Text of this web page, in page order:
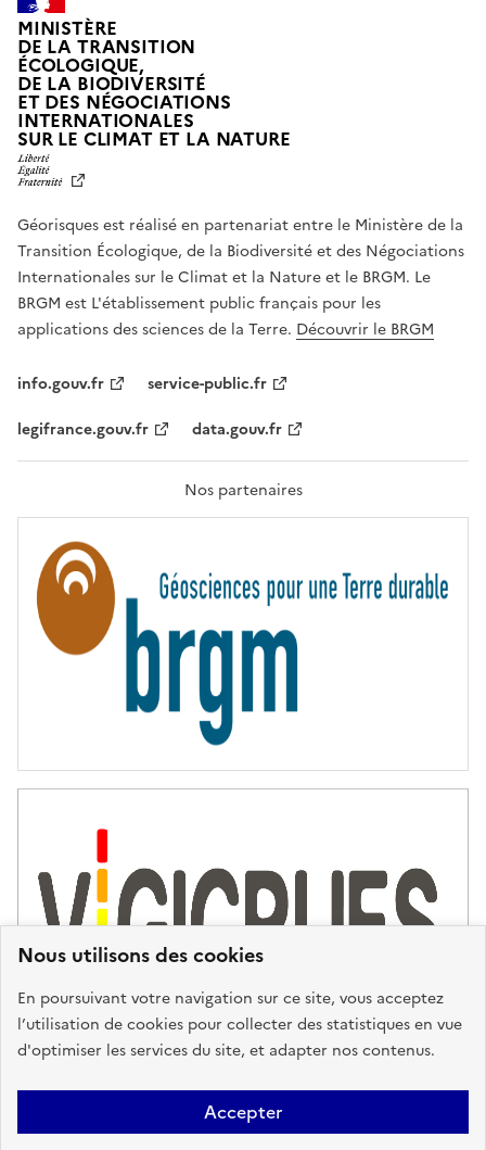
Nous utilisons des cookies
En poursuivant votre navigation sur ce site, vous acceptez
l’utilisation de cookies pour collecter des statistiques en vue
d'optimiser les services du site, et adapter nos contenus.
Accepter
MINISTÈRE
DE LA TRANSITION
ÉCOLOGIQUE,
DE LA BIODIVERSITÉ
ET DES NÉGOCIATIONS
INTERNATIONALES
SUR LE CLIMAT ET LA NATUREL
T
É
,
É
G
A
L
F
A
T
R
T
É
Géorisques est réalisé en partenariat entre le Ministère de la
Transition Écologique, de la Biodiversité et des Négociations
Internationales sur le Climat et la Nature et le BRGM. Le
BRGM est L'établissement public français pour les
applications des sciences de la Terre. Découvrir le BRGM
info.gouv.fr
service-public.fr
legifrance.gouv.fr
data.gouv.fr
Nos partenaires
Plan du site Accessibilité : partiellement conforme
Mentions
Légales
Données personnelles Gestion des cookies FAQ